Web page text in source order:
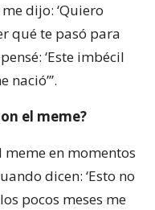
dijo: ‘Quiero
qué te pasó para
‘Este imbécil
nació’”.
el meme?
meme en momentos
dicen: ‘Esto no
pocos meses me